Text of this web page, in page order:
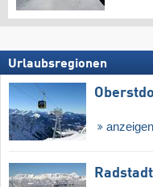
Urlaubsregionen
anzeigen
Radstadt